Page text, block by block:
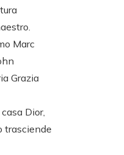
Marc
Grazia
Dior,
trasciende